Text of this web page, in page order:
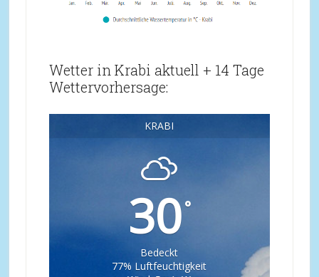
Wetter in Krabi aktuell + 14 Tage
Wettervorhersage:
KRABI
30°
Bedeckt
77% Luftfeuchtigkeit